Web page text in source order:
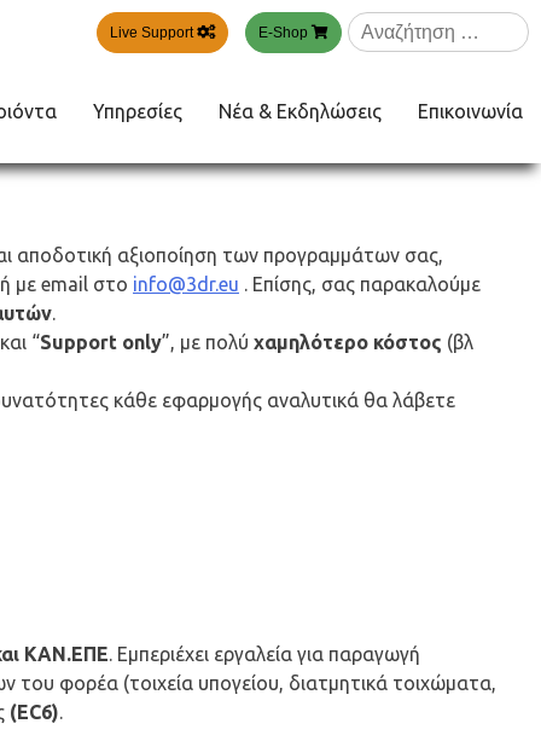
Live Support E-Shop
Αναζήτηση
για:
Υπηρεσίες Νέα & Εκδηλώσεις Επικοινωνία
αποδοτική αξιοποίηση των προγραμμάτων σας,
με email στο info@3dr.eu . Επίσης, σας παρακαλούμε
.
“Support only”, με πολύ χαμηλότερο κόστος (βλ
κάθε εφαρμογής αναλυτικά θα λάβετε
ΚΑΝ.ΕΠΕ. Εμπεριέχει εργαλεία για παραγωγή
φορέα (τοιχεία υπογείου, διατμητικά τοιχώματα,
(EC6).